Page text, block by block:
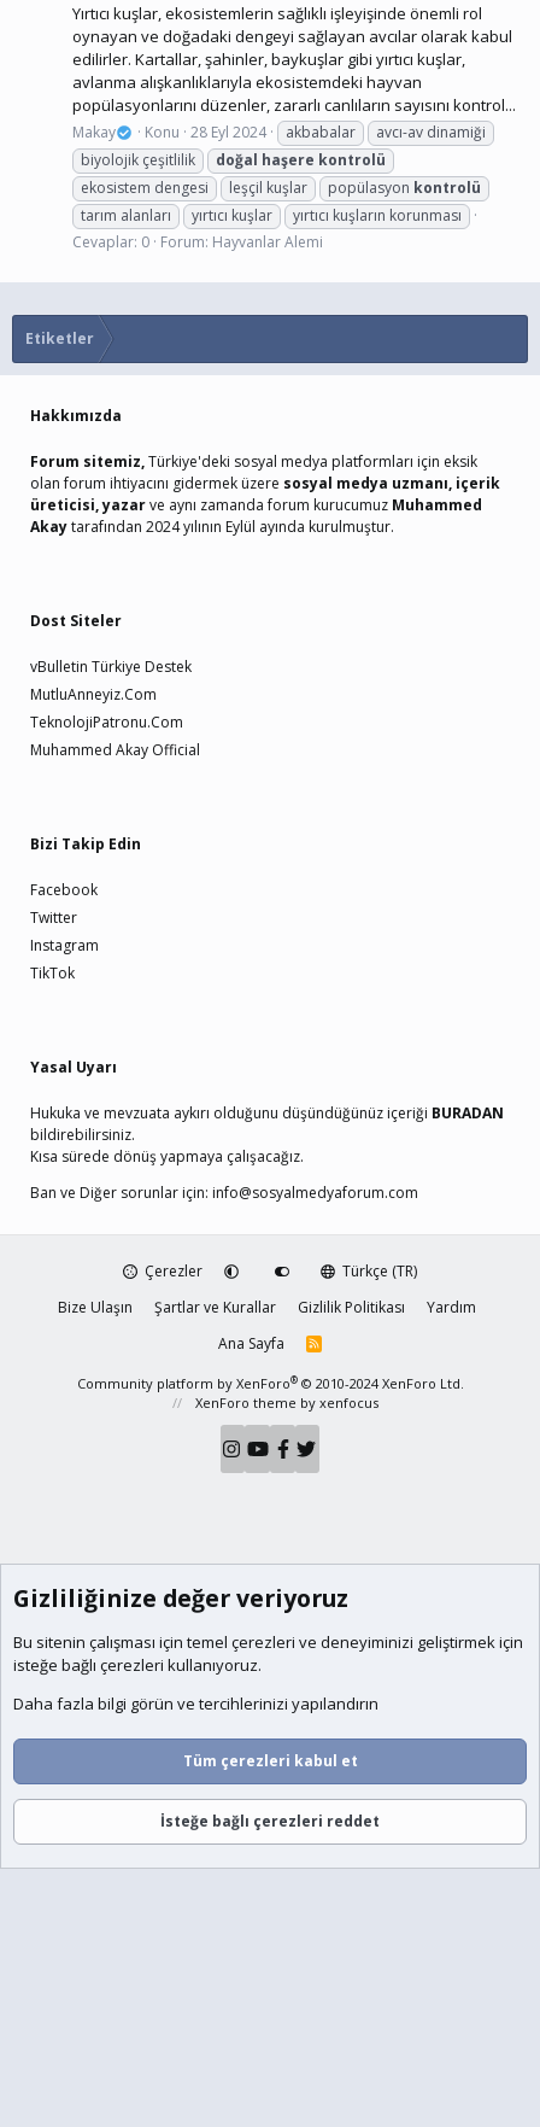
Yırtıcı kuşlar, ekosistemlerin sağlıklı işleyişinde önemli rol
oynayan ve doğadaki dengeyi sağlayan avcılar olarak kabul
edilirler. Kartallar, şahinler, baykuşlar gibi yırtıcı kuşlar,
avlanma alışkanlıklarıyla ekosistemdeki hayvan
popülasyonlarını düzenler, zararlı canlıların sayısını kontrol...
Makay Konu 28 Eyl 2024 akbabalar
avcı-av dinamiği
biyolojik çeşitlilik
doğal haşere kontrolü
ekosistem dengesi
leşçil kuşlar popülasyon kontrolü
tarım alanları
yırtıcı kuşlar
yırtıcı kuşların korunması
Cevaplar: 0 Forum: Hayvanlar Alemi
Etiketler
Hakkımızda
Forum sitemiz,Türkiye'deki sosyal medya platformları için eksik
olan forum ihtiyacını gidermek üzere sosyal medya uzmanı, içerik
üreticisi, yazarve aynı zamanda forum kurucumuz Muhammed
Akaytarafından 2024 yılının Eylül ayında kurulmuştur.
Dost Siteler
vBulletin Türkiye Destek
MutluAnneyiz.Com
TeknolojiPatronu.Com
Muhammed Akay Official
Bizi Takip Edin
Facebook
Twitter
Instagram
TikTok
Yasal Uyarı
Hukuka ve mevzuata aykırı olduğunu düşündüğünüz içeriği BURADAN
bildirebilirsiniz.
Kısa sürede dönüş yapmaya çalışacağız.
Ban ve Diğer sorunlar için: info@sosyalmedyaforum.com
Çerezler
Türkçe (TR)
Bize Ulaşın
Şartlar ve Kurallar Gizlilik Politikası
Yardım
Ana Sayfa
R
S
Community platform by XenForo® © 2010-2024 XenForo Ltd.
XenForo theme by xenfocus
Gizliliğinize değer veriyoruz
Bu sitenin çalışması için temel çerezleri ve deneyiminizi geliştirmek için
isteğe bağlı çerezleri kullanıyoruz.
Daha fazla bilgi görün ve tercihlerinizi yapılandırın
Tüm çerezleri kabul et
İsteğe bağlı çerezleri reddet